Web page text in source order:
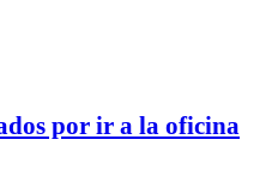
por ir a la oficina